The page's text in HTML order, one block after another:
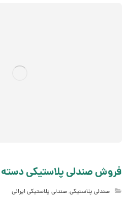
فروش صندلی پلاستیکی دسته
صندلی پلاستیکی,صندلی پلاستیکی ایرانی